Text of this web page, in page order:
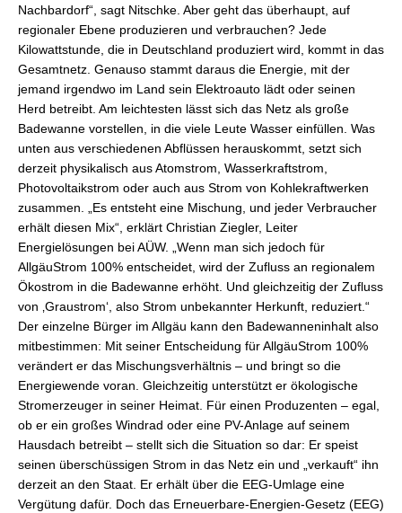
Nachbardorf“, sagt Nitschke. Aber geht das überhaupt, auf
regionaler Ebene produzieren und verbrauchen? Jede
Kilowattstunde, die in Deutschland produziert wird, kommt in das
Gesamtnetz. Genauso stammt daraus die Energie, mit der
jemand irgendwo im Land sein Elektroauto lädt oder seinen
Herd betreibt. Am leichtesten lässt sich das Netz als große
Badewanne vorstellen, in die viele Leute Wasser einfüllen. Was
unten aus verschiedenen Abflüssen herauskommt, setzt sich
derzeit physikalisch aus Atomstrom, Wasserkraftstrom,
Photovoltaikstrom oder auch aus Strom von Kohlekraftwerken
zusammen. „Es entsteht eine Mischung, und jeder Verbraucher
erhält diesen Mix“, erklärt Christian Ziegler, Leiter
Energielösungen bei AÜW. „Wenn man sich jedoch für
AllgäuStrom 100% entscheidet, wird der Zufluss an regionalem
Ökostrom in die Badewanne erhöht. Und gleichzeitig der Zufluss
von ‚Graustrom‘, also Strom unbekannter Herkunft, reduziert.“
Der einzelne Bürger im Allgäu kann den Badewanneninhalt also
mitbestimmen: Mit seiner Entscheidung für AllgäuStrom 100%
verändert er das Mischungsverhältnis – und bringt so die
Energiewende voran. Gleichzeitig unterstützt er ökologische
Stromerzeuger in seiner Heimat. Für einen Produzenten – egal,
ob er ein großes Windrad oder eine PV-Anlage auf seinem
Hausdach betreibt – stellt sich die Situation so dar: Er speist
seinen überschüssigen Strom in das Netz ein und „verkauft“ ihn
derzeit an den Staat. Er erhält über die EEG-Umlage eine
Vergütung dafür. Doch das Erneuerbare-Energien-Gesetz (EEG)